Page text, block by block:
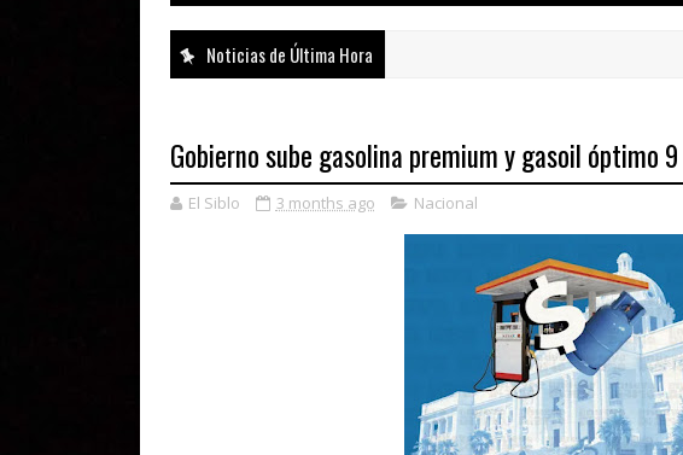
Noticias de Última Hora
Gobierno sube gasolina premium y gasoil óptimo
El Siblo 3 months ago Nacional